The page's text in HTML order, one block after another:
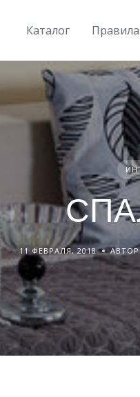
Каталог Правила
11 ФЕВРАЛЯ, 2018 АВТОР